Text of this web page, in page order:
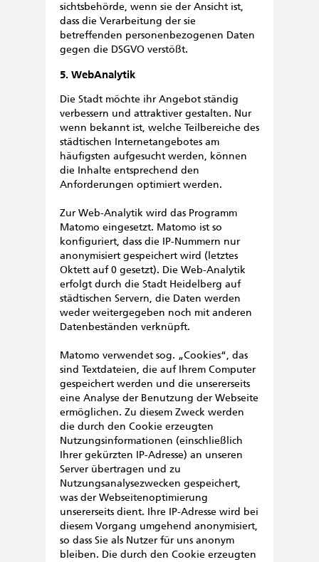
sichts­be­hörde, wenn sie der Ansicht ist,
dass die Verarbeitung der sie
betreffenden personenbezogenen Daten
gegen die DSGVO verstößt.
5. WebAnalytik
Die Stadt möchte ihr Angebot ständig
verbessern und attraktiver gestalten. Nur
wenn bekannt ist, welche Teilbereiche des
städtischen Internetangebotes am
häufigsten aufgesucht werden, können
die Inhalte entsprechend den
Anforderungen optimiert werden.
Zur Web-Analytik wird das Programm
Matomo eingesetzt. Matomo ist so
konfiguriert, dass die IP-Nummern nur
anonymisiert gespeichert wird (letztes
Oktett auf 0 gesetzt). Die Web-Analytik
erfolgt durch die Stadt Heidelberg auf
städtischen Servern, die Daten werden
weder weitergegeben noch mit anderen
Datenbeständen verknüpft.
Matomo verwendet sog. „Cookies“, das
sind Textdateien, die auf Ihrem Computer
gespeichert werden und die unsererseits
eine Analyse der Benutzung der Webseite
ermöglichen. Zu diesem Zweck werden
die durch den Cookie erzeugten
Nutzungsinformationen (einschließlich
Ihrer gekürzten IP-Adresse) an unseren
Server übertragen und zu
Nutzungsanalysezwecken gespeichert,
was der Webseitenoptimierung
unsererseits dient. Ihre IP-Adresse wird bei
diesem Vorgang umge­hend anony­mi­siert,
so dass Sie als Nutzer für uns anonym
bleiben. Die durch den Cookie erzeugten